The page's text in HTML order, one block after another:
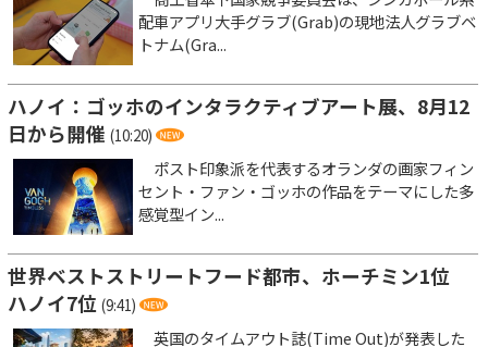
配車アプリ大手グラブ(Grab)の現地法人グラブベ
トナム(Gra...
ハノイ：ゴッホのインタラクティブアート展、8月12
日から開催 (10:20)
ポスト印象派を代表するオランダの画家フィン
セント・ファン・ゴッホの作品をテーマにした多
感覚型イン...
世界ベストストリートフード都市、ホーチミン1位
ハノイ7位 (9:41)
英国のタイムアウト誌(Time Out)が発表した